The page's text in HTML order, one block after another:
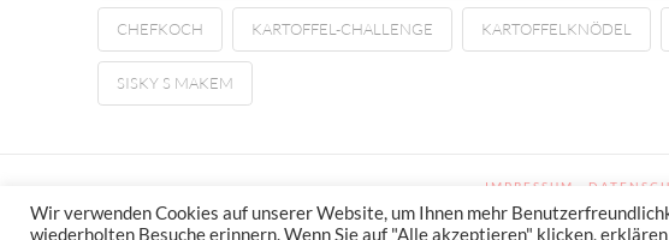
CHEFKOCH KARTOFFEL-CHALLENGE KARTOFFELKNÖDEL
SISKY S MAKEM
IMPRESSUM
Wir verwenden Cookies auf unserer Website, um Ihnen mehr
wiederholten Besuche erinnern. Wenn Sie auf "Alle akzeptieren" klicken,